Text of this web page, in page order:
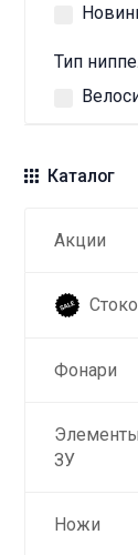
Тип
Каталог
Акции
Фонари
ЗУ
Ножи